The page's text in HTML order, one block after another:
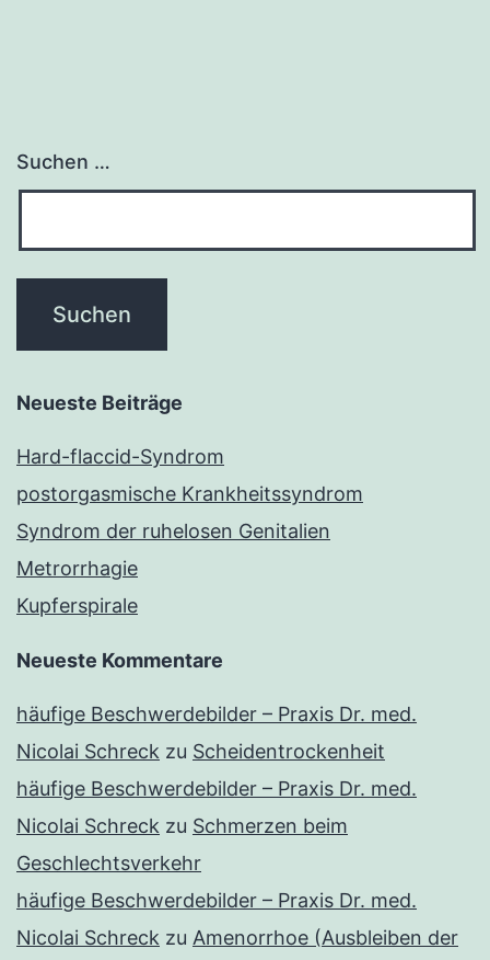
Suchen …
Neueste Beiträge
Hard-flaccid-Syndrom
postorgasmische Krankheitssyndrom
Syndrom der ruhelosen Genitalien
Metrorrhagie
Kupferspirale
Neueste Kommentare
häufige Beschwerdebilder – Praxis Dr. med.
Nicolai Schreck zu Scheidentrockenheit
häufige Beschwerdebilder – Praxis Dr. med.
Nicolai Schreck zu Schmerzen beim
Geschlechtsverkehr
häufige Beschwerdebilder – Praxis Dr. med.
Nicolai Schreck zu Amenorrhoe (Ausbleiben der